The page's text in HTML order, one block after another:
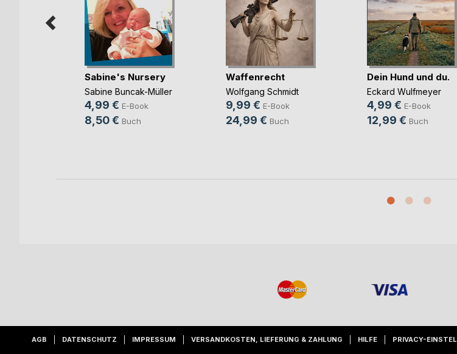
Sabine's Nursery
Sabine Buncak-Müller
4,99 € E-Book
8,50 € Buch
Waffenrecht
Wolfgang Schmidt
9,99 € E-Book
24,99 € Buch
Dein Hund und du.
Eckard Wulfmeyer
4,99 € E-Book
12,99 € Buch
AGB DATENSCHUTZ IMPRESSUM VERSANDKOSTEN, LIEFERUNG & ZAHLUNG HILFE PRIVACY-